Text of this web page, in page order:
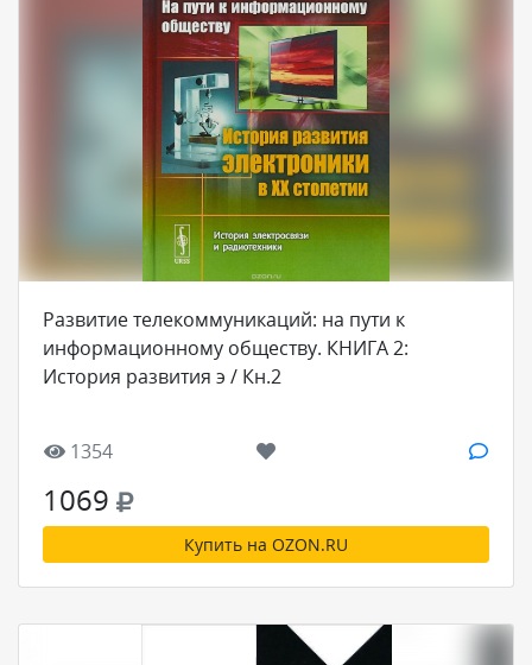
Развитие телекоммуникаций: на пути к
информационному обществу. КНИГА 2:
История развития э / Кн.2
1354
1069
Купить на OZON.RU